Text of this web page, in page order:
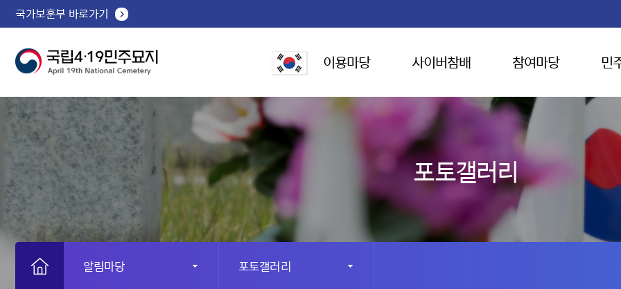
국가보훈부 바로가기
이용마당 사이버참배 참여마당 민
포토갤러리
알림마당 포토갤러리